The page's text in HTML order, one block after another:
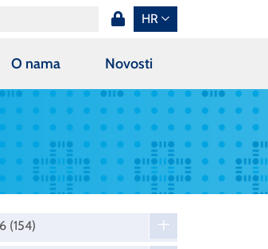
HR
O nama Novosti
(154)